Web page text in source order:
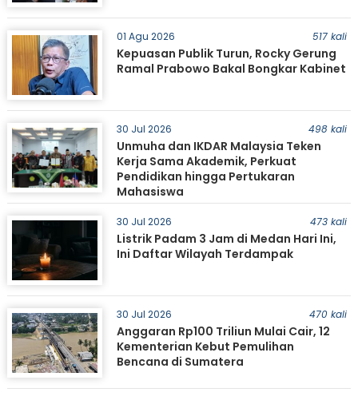
01 Agu 2026 517 kali
Kepuasan Publik Turun, Rocky Gerung
Ramal Prabowo Bakal Bongkar Kabinet
30 Jul 2026 498 kali
Unmuha dan IKDAR Malaysia Teken
Kerja Sama Akademik, Perkuat
Pendidikan hingga Pertukaran
Mahasiswa
30 Jul 2026 473 kali
Listrik Padam 3 Jam di Medan Hari Ini,
Ini Daftar Wilayah Terdampak
30 Jul 2026 470 kali
Anggaran Rp100 Triliun Mulai Cair, 12
Kementerian Kebut Pemulihan
Bencana di Sumatera